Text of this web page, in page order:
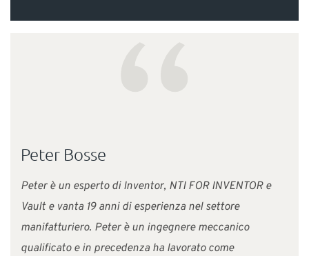
“
Peter Bosse
Peter è un esperto di Inventor, NTI FOR INVENTOR e
Vault e vanta 19 anni di esperienza nel settore
manifatturiero. Peter è un ingegnere meccanico
qualificato e in precedenza ha lavorato come